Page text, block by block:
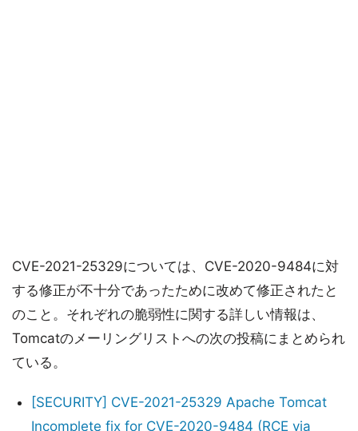
CVE-2021-25329については、CVE-2020-9484に対
する修正が不十分であったために改めて修正されたと
のこと。それぞれの脆弱性に関する詳しい情報は、
Tomcatのメーリングリストへの次の投稿にまとめられ
ている。
[SECURITY] CVE-2021-25329 Apache Tomcat
Incomplete fix for CVE-2020-9484 (RCE via